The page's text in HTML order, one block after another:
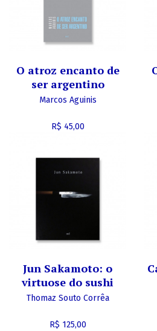
O atroz encanto de
ser argentino
Marcos Aguinis
R$ 45,00
Jun Sakamoto: o
virtuose do sushi
Thomaz Souto Corrêa
R$ 125,00